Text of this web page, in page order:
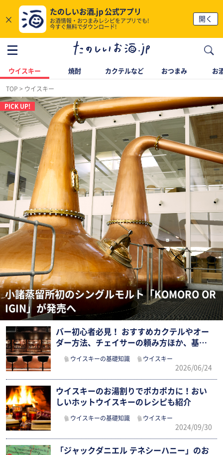
×
たのしいお酒.jp 公式アプリ
お酒情報・おつまみレシピをアプリでも!
今すぐ無料でダウンロード!
開く
ウイスキー 焼酎 カクテルなど おつまみ お
TOP ウイスキー
小諸蒸留所初のシングルモルト「KOMORO OR
IGIN」が発売へ
バー初心者必見！ おすすめカクテルやオー
ダー方法、チェイサーの頼み方ほか、基
ウイスキーの基礎知識 ウイスキー
2026/06/24
ウイスキーのお湯割りでポカポカに！おい
しいホットウイスキーのレシピも紹介
ウイスキーの基礎知識 ウイスキー
2024/09/30
「ジャックダニエル テネシーハニー」のお